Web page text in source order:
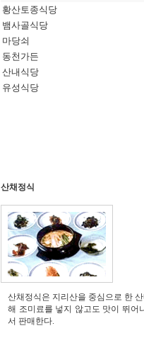
황산토종식당
뱀사골식당
마당쇠
동천가든
산내식당
유성식당
산채정식
산채정식은 지리산을 중심으로 한
해 조미료를 넣지 않고도 맛이 뛰어
서 판매한다.